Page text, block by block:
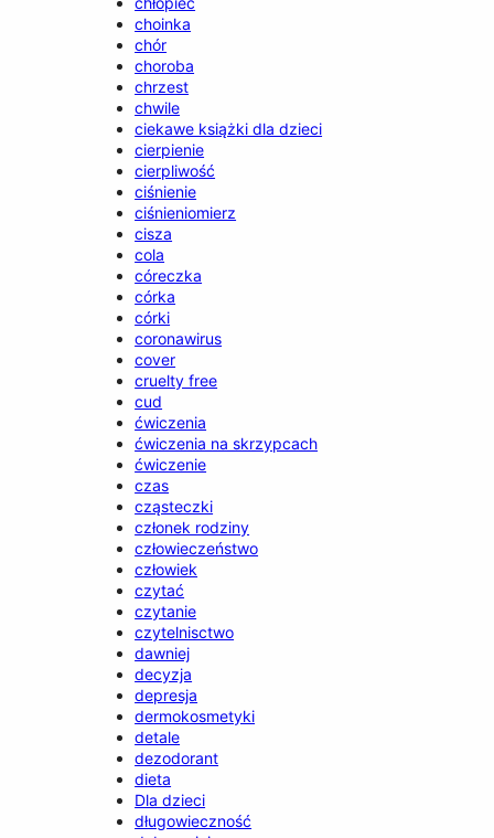
choinka
chór
choroba
chrzest
chwile
ciekawe książki dla dzieci
cierpienie
cierpliwość
ciśnienie
ciśnieniomierz
cisza
cola
córeczka
córka
córki
coronawirus
cover
cruelty free
cud
ćwiczenia
ćwiczenia na skrzypcach
ćwiczenie
czas
cząsteczki
członek rodziny
człowieczeństwo
człowiek
czytać
czytanie
czytelnisctwo
dawniej
decyzja
depresja
dermokosmetyki
detale
dezodorant
dieta
Dla dzieci
długowieczność